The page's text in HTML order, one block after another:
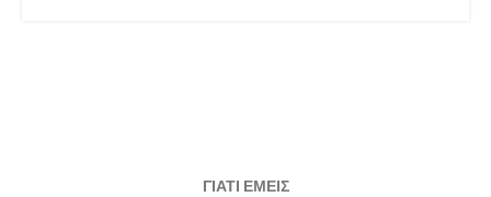
ΓΙΑΤΙ ΕΜΕΙΣ